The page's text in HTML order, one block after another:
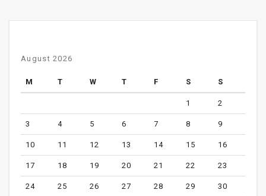
August 2026
M T W T F S S
1 2
3 4 5 6 7 8 9
10 11 12 13 14 15 16
17 18 19 20 21 22 23
24 25 26 27 28 29 30